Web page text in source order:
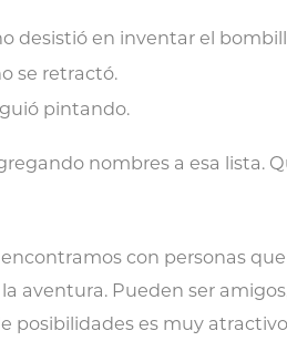
desistió en inventar el
se retractó.
pintando.
nombres a esa lista.
encontramos con personas
aventura. Pueden ser
posibilidades es muy